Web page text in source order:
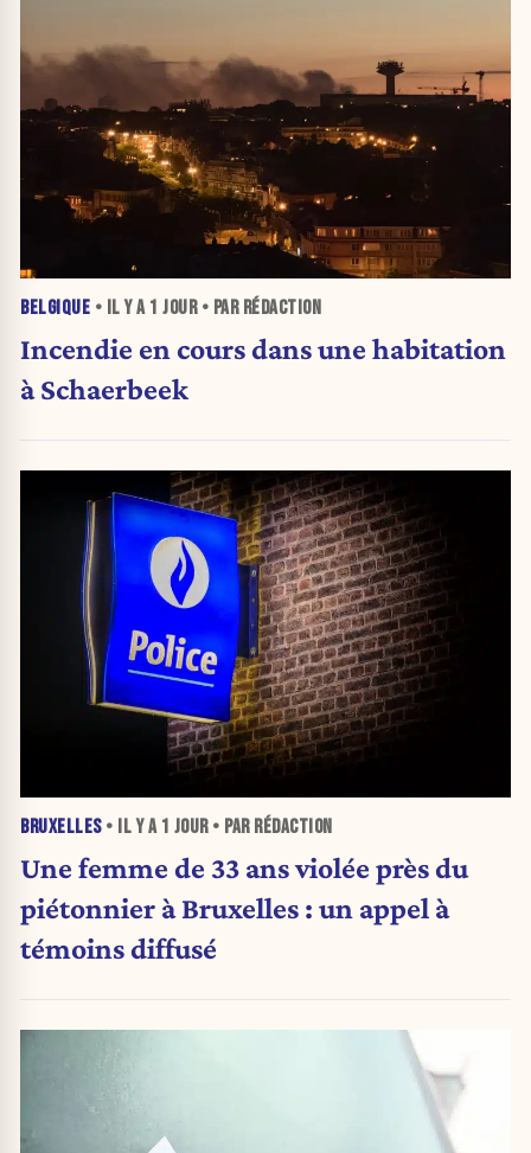
BELGIQUE • IL Y A 1 JOUR• PAR RÉDACTION
Incendie en cours dans une habitation
à Schaerbeek
BRUXELLES• IL Y A 1 JOUR• PAR RÉDACTION
Une femme de 33 ans violée près du
piétonnier à Bruxelles : un appel à
témoins diffusé